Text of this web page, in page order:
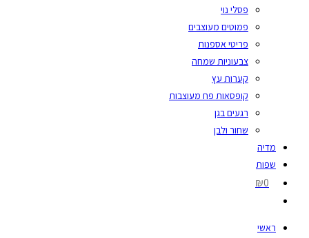
פסלי נוי
פמוטים מעוצבים
פריטי אספנות
צבעוניות שמחה
קערות עץ
קופסאות פח מעוצבות
רגעים בגן
שחור ולבן
מדיה
שפות
₪0
ראשי